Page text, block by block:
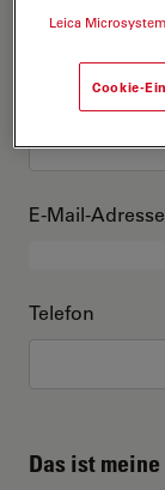
Nachname
E-Mail-Adresse
Telefon
Das ist
Leica
Cookie-